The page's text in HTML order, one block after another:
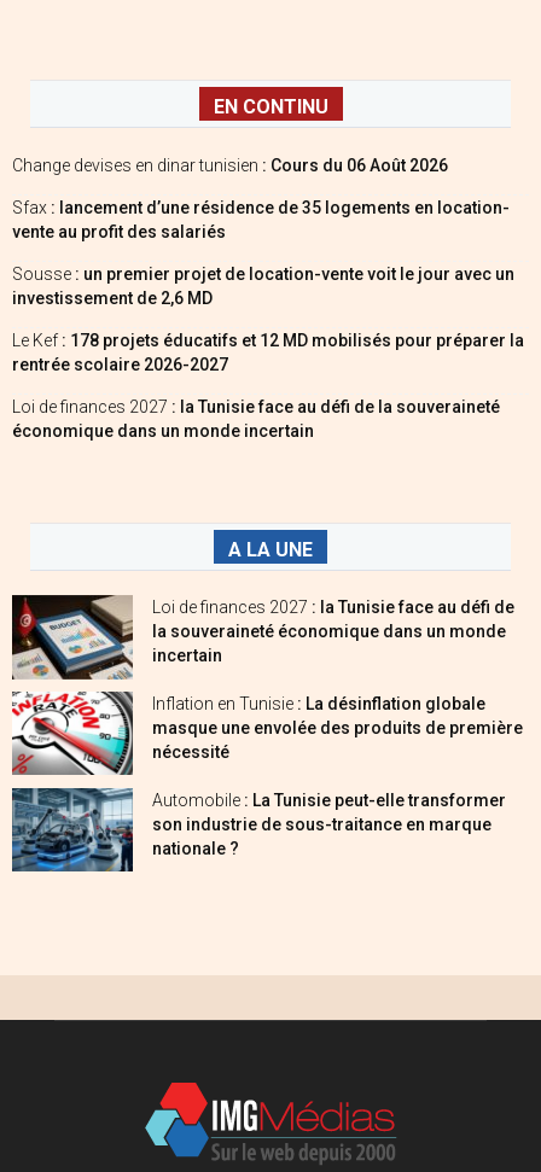
EN CONTINU
Change devises en dinar tunisien : Cours du 06 Août 2026
Sfax : lancement d’une résidence de 35 logements en location-
vente au profit des salariés
Sousse : un premier projet de location-vente voit le jour avec un
investissement de 2,6 MD
Le Kef : 178 projets éducatifs et 12 MD mobilisés pour préparer la
rentrée scolaire 2026-2027
Loi de finances 2027 : la Tunisie face au défi de la souveraineté
économique dans un monde incertain
A LA UNE
Loi de finances 2027 : la Tunisie face au défi de
la souveraineté économique dans un monde
incertain
Inflation en Tunisie : La désinflation globale
masque une envolée des produits de première
nécessité
Automobile : La Tunisie peut-elle transformer
son industrie de sous-traitance en marque
nationale ?